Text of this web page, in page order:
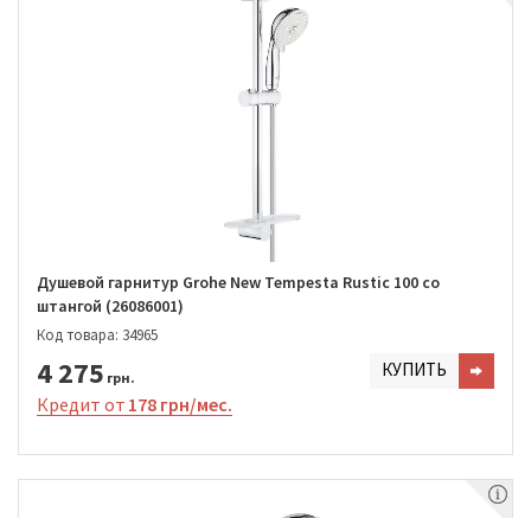
Душевой гарнитур Grohe New Tempesta Rustic 100 со
штангой (26086001)
Код товара: 34965
4 275 грн. КУПИТЬ
Кредит от 178 грн/мес.